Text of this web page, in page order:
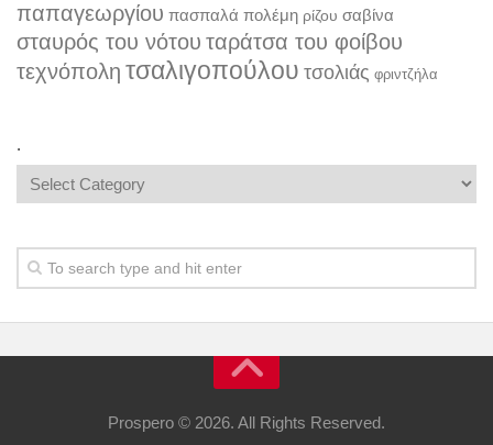
παπαγεωργίου πασπαλά πολέμη ρίζου σαβίνα
σταυρός του νότου ταράτσα του φοίβου
τεχνόπολη τσαλιγοπούλου τσολιάς φριντζήλα
.
Prospero © 2026. All Rights Reserved.